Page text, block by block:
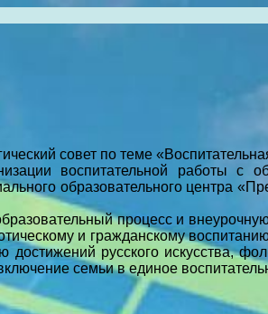
совет по теме
воспитательной работы с
образовательного центра
процесс и
и гражданскому
русского искусства,
семьи в единое